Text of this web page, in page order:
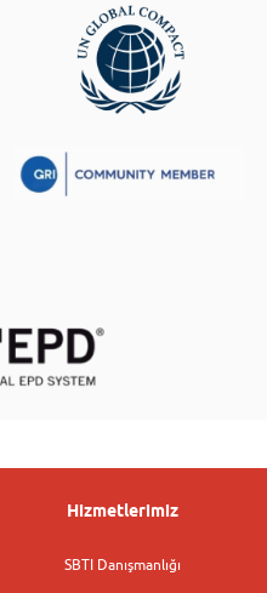
Hizmetlerimiz
SBTI Danışmanlığı